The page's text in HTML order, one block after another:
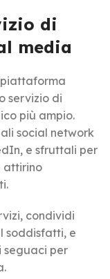
di
media
servizio di
più ampio.
social network
e sfruttali per
attirino
condividi
soddisfatti, e
seguaci per